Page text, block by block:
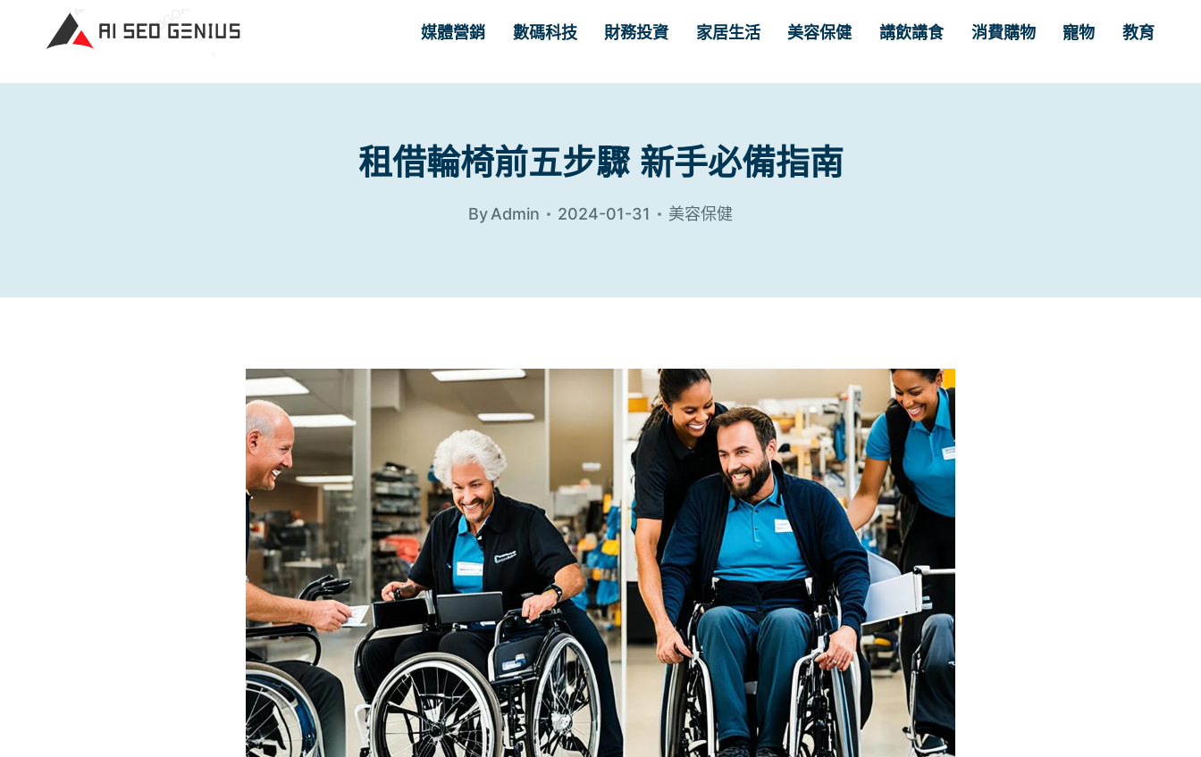
媒體營銷 數碼科技 財務投資 家居生活 美容保健 講飲講食 消費購物 寵物 教育
租借輪椅前五步驟 新手必備指南
ByAdmin 2024-01-31 美容保健